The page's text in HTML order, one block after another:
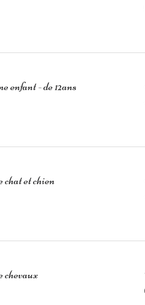
enfant - de 12ans
et chien
chevaux